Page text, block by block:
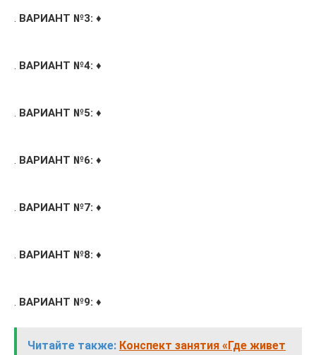
. ВАРИАНТ №3: ♦
. ВАРИАНТ №4: ♦
. ВАРИАНТ №5: ♦
. ВАРИАНТ №6: ♦
. ВАРИАНТ №7: ♦
. ВАРИАНТ №8: ♦
. ВАРИАНТ №9: ♦
Читайте также: Конспект занятия «Где живет